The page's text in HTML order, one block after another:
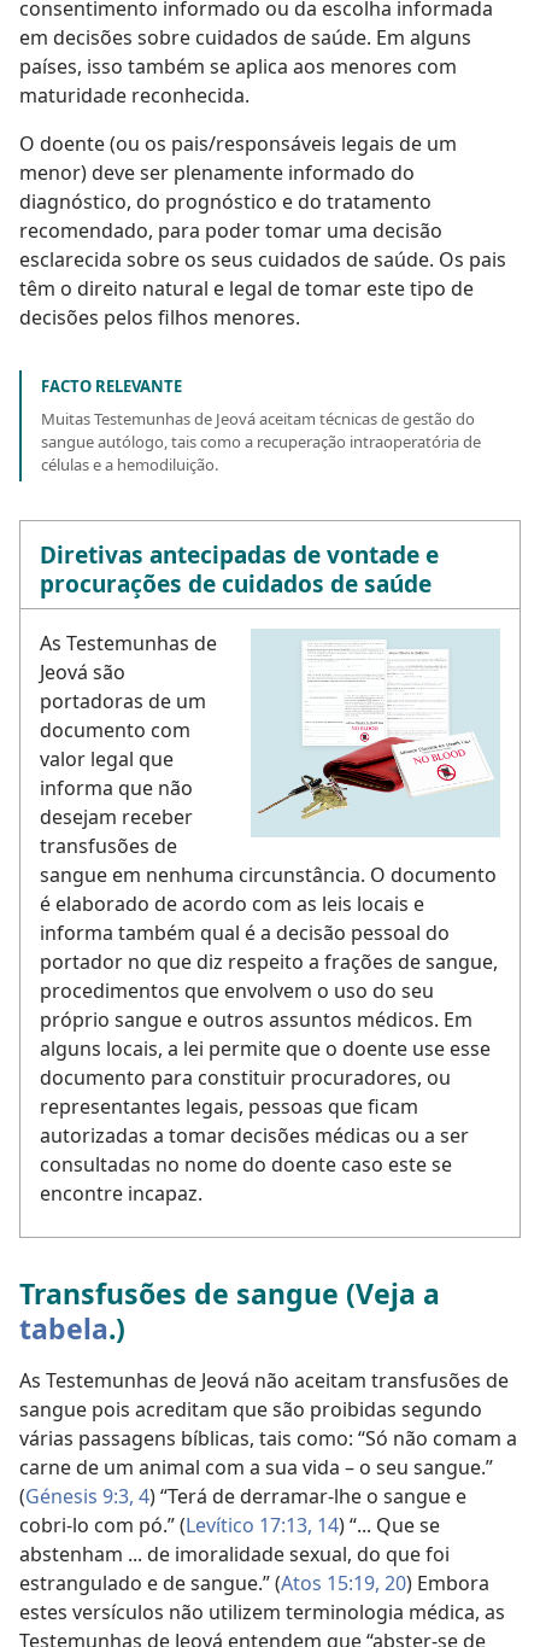
consentimento informado ou da escolha informada
em decisões sobre cuidados de saúde. Em alguns
países, isso também se aplica aos menores com
maturidade reconhecida.
O doente (ou os pais/responsáveis legais de um
menor) deve ser plenamente informado do
diagnóstico, do prognóstico e do tratamento
recomendado, para poder tomar uma decisão
esclarecida sobre os seus cuidados de saúde. Os pais
têm o direito natural e legal de tomar este tipo de
decisões pelos filhos menores.
FACTO RELEVANTE
Muitas Testemunhas de Jeová aceitam técnicas de gestão do
sangue autólogo, tais como a recuperação intraoperatória de
células e a hemodiluição.
Diretivas antecipadas de vontade e
procurações de cuidados de saúde
As Testemunhas de
Jeová são
portadoras de um
documento com
valor legal que
informa que não
desejam receber
transfusões de
sangue em nenhuma circunstância. O documento
é elaborado de acordo com as leis locais e
informa também qual é a decisão pessoal do
portador no que diz respeito a frações de sangue,
procedimentos que envolvem o uso do seu
próprio sangue e outros assuntos médicos. Em
alguns locais, a lei permite que o doente use esse
documento para constituir procuradores, ou
representantes legais, pessoas que ficam
autorizadas a tomar decisões médicas ou a ser
consultadas no nome do doente caso este se
encontre incapaz.
Transfusões de sangue (Veja a
tabela.)
As Testemunhas de Jeová não aceitam transfusões de
sangue pois acreditam que são proibidas segundo
várias passagens bíblicas, tais como: “Só não comam a
carne de um animal com a sua vida – o seu sangue.”
(Génesis 9:3, 4) “Terá de derramar-lhe o sangue e
cobri-lo com pó.” (Levítico 17:13, 14) “... Que se
abstenham ... de imoralidade sexual, do que foi
estrangulado e de sangue.” (Atos 15:19, 20) Embora
estes versículos não utilizem terminologia médica, as
Testemunhas de Jeová entendem que “abster-se de